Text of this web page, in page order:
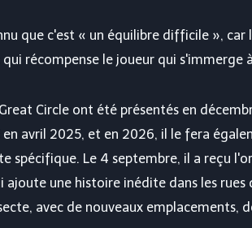
que c'est « un équilibre difficile »,
récompense le joueur qui s'immerge
Circle ont été présentés en
en avril 2025, et en 2026, il le fera
spécifique. Le 4 septembre, il a reçu
ajoute une histoire inédite dans les rues
avec de nouveaux emplacements,